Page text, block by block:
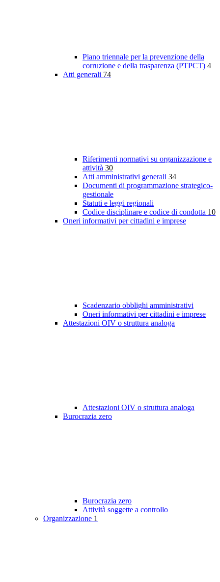
Piano triennale per la prevenzione della
corruzione e della trasparenza (PTPCT) 4
Atti generali 74
Riferimenti normativi su organizzazione e
attività 30
Atti amministrativi generali 34
Documenti di programmazione strategico-
gestionale
Statuti e leggi regionali
Codice disciplinare e codice di condotta 10
Oneri informativi per cittadini e imprese
Scadenzario obblighi amministrativi
Oneri informativi per cittadini e imprese
Attestazioni OIV o struttura analoga
Attestazioni OIV o struttura analoga
Burocrazia zero
Burocrazia zero
Attività soggette a controllo
Organizzazione 1